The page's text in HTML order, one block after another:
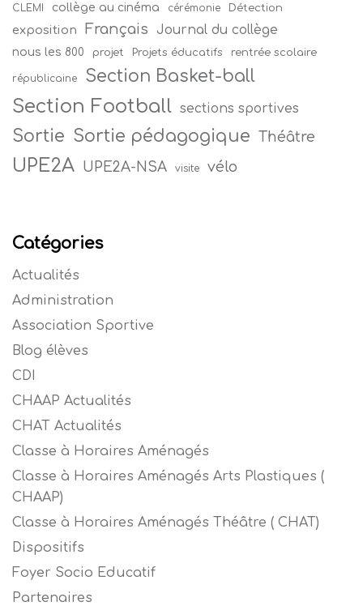
CLEMI collège au cinéma cérémonie Détection
exposition Français Journal du collège
nous les 800 projet Projets éducatifs rentrée scolaire
républicaine Section Basket-ball
Section Football sections sportives
Sortie Sortie pédagogique Théâtre
UPE2A UPE2A-NSA visite vélo
Catégories
Actualités
Administration
Association Sportive
Blog élèves
CDI
CHAAP Actualités
CHAT Actualités
Classe à Horaires Aménagés
Classe à Horaires Aménagés Arts Plastiques (
CHAAP)
Classe à Horaires Aménagés Théâtre ( CHAT)
Dispositifs
Foyer Socio Educatif
Partenaires